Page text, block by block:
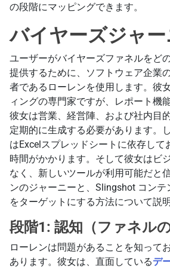
の段階にマッピングできます。
バイヤーズジャー
ユーザーがバイヤーズファネルをど
提供するために、ソフトウェア企業
者であるローレンを使用します。彼
ィングの専門家ですが、レポート機
彼女は営業、経営陣、および社内目
定期的に生成する必要があります。
はExcelスプレッドシートに依存して
時間がかかります。そして彼女はビ
なく、新しいツールが利用可能だと
ンのジャーニーと、Slingshot コン
をターゲットにする方法について説
段階1: 認知（ファネルの
ローレンは問題があることを知って
あります。彼女は、直面しているデ